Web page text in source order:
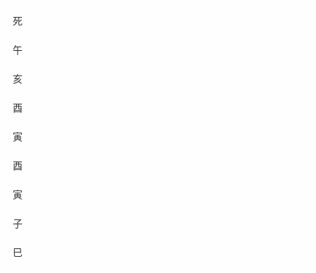
死
午
亥
酉
寅
酉
寅
子
巳